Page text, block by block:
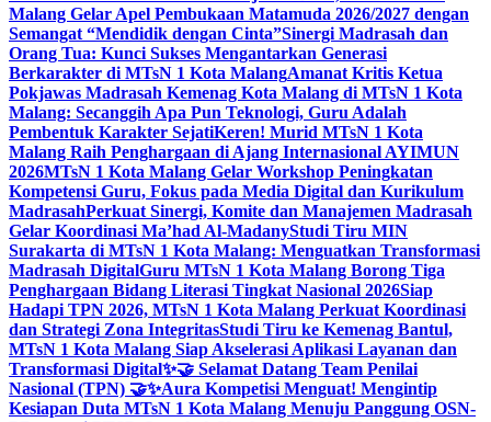
Malang Gelar Apel Pembukaan Matamuda 2026/2027 dengan
Semangat “Mendidik dengan Cinta”Sinergi Madrasah dan
Orang Tua: Kunci Sukses Mengantarkan Generasi
Berkarakter di MTsN 1 Kota MalangAmanat Kritis Ketua
Pokjawas Madrasah Kemenag Kota Malang di MTsN 1 Kota
Malang: Secanggih Apa Pun Teknologi, Guru Adalah
Pembentuk Karakter SejatiKeren! Murid MTsN 1 Kota
Malang Raih Penghargaan di Ajang Internasional AYIMUN
2026MTsN 1 Kota Malang Gelar Workshop Peningkatan
Kompetensi Guru, Fokus pada Media Digital dan Kurikulum
MadrasahPerkuat Sinergi, Komite dan Manajemen Madrasah
Gelar Koordinasi Ma’had Al-MadanyStudi Tiru MIN
Surakarta di MTsN 1 Kota Malang: Menguatkan Transformasi
Madrasah DigitalGuru MTsN 1 Kota Malang Borong Tiga
Penghargaan Bidang Literasi Tingkat Nasional 2026Siap
Hadapi TPN 2026, MTsN 1 Kota Malang Perkuat Koordinasi
dan Strategi Zona IntegritasStudi Tiru ke Kemenag Bantul,
MTsN 1 Kota Malang Siap Akselerasi Aplikasi Layanan dan
Transformasi Digital✨🤝 Selamat Datang Team Penilai
Nasional (TPN) 🤝✨Aura Kompetisi Menguat! Mengintip
Kesiapan Duta MTsN 1 Kota Malang Menuju Panggung OSN-